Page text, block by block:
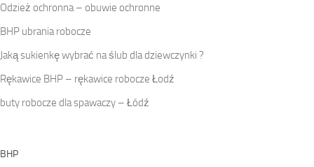
Odzież ochronna – obuwie ochronne
BHP ubrania robocze
Jaką sukienkę wybrać na ślub dla dziewczynki ?
Rękawice BHP – rękawice robocze Łodź
buty robocze dla spawaczy – Łódź
BHP